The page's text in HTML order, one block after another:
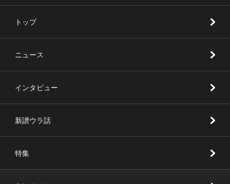
トップ
ニュース
インタビュー
新譜ウラ話
特集